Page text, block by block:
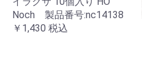
Noch 製品番号:nc14138
￥1,430 税込